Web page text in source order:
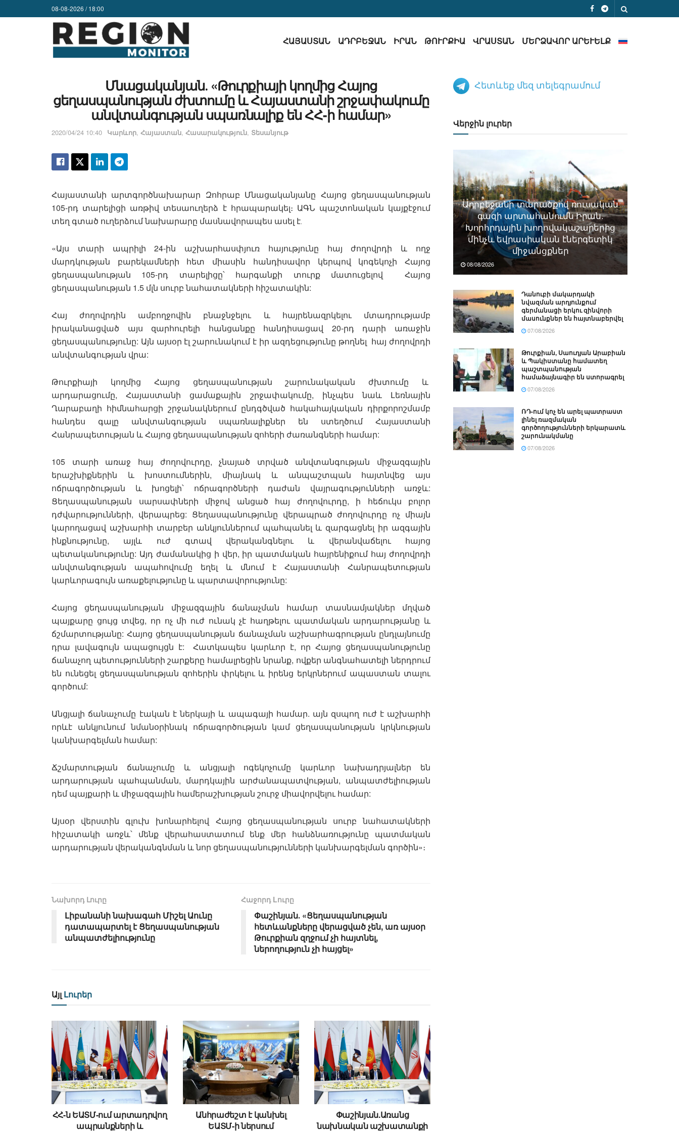
08-08-2026 / 18:00
ՀԱՅԱՍՏԱՆ ԱԴՐԲԵՋԱՆ ԻՐԱՆ ԹՈՒՐՔԻԱ ՎՐԱՍՏԱՆ ՄԵՐՁԱՎՈՐ ԱՐԵՒԵԼՔ
Մնացականյան․ «Թուրքիայի կողմից Հայոց
ցեղասպանության ժխտումը և Հայաստանի շրջափակումը
անվտանգության սպառնալիք են ՀՀ-ի համար»
2020/04/24 10:40 Կարևոր, Հայաստան, Հասարակություն, Տեսանյութ
Հայաստանի արտգործնախարար Զոհրաբ Մնացականյանը Հայոց ցեղասպանության
105-րդ տարելիցի առթիվ տեսաուղերձ է հրապարակել։ ԱԳՆ պաշտոնական կայքէջում
տեղ գտած ուղերձում նախարարը մասնավորապես ասել է․
«Այս տարի ապրիլի 24-ին աշխարհասփյուռ հայությունը հայ ժողովրդի և ողջ
մարդկության բարեկամների հետ միասին հանդիսավոր կերպով կոգեկոչի Հայոց
ցեղասպանության 105-րդ տարելիցը՝ հարգանքի տուրք մատուցելով Հայոց
ցեղասպանության 1.5 մլն սուրբ նահատակների հիշատակին:
Հայ ժողովրդին ամբողջովին բնաջնջելու և հայրենազրկելու մտադրությամբ
իրականացված այս զարհուրելի հանցանքը հանդիսացավ 20-րդ դարի առաջին
ցեղասպանությունը: Այն այսօր էլ շարունակում է իր ազդեցությունը թողնել հայ ժողովրդի
անվտանգության վրա:
Թուրքիայի կողմից Հայոց ցեղասպանության շարունակական ժխտումը և
արդարացումը, Հայաստանի ցամաքային շրջափակումը, ինչպես նաև Լեռնային
Ղարաբաղի հիմնահարցի շրջանակներում ընդգծված հակահայկական դիրքորոշմամբ
հանդես գալը անվտանգության սպառնալիքներ են ստեղծում Հայաստանի
Հանրապետության և Հայոց ցեղասպանության զոհերի ժառանգների համար:
105 տարի առաջ հայ ժողովուրդը, չնայած տրված անվտանգության միջազգային
երաշխիքներին և խոստումներին, միայնակ և անպաշտպան հայտնվեց այս
ոճրագործության և խոցելի՝ ոճրագործների դաժան վայրագությունների առջև:
Ցեղասպանության սարսափների միջով անցած հայ ժողովուրդը, ի հեճուկս բոլոր
դժվարությունների, վերապրեց: Ցեղասպանությունը վերապրած ժողովուրդը ոչ միայն
կարողացավ աշխարհի տարբեր անկյուններում պահպանել և զարգացնել իր ազգային
ինքնությունը, այլև ուժ գտավ վերականգնելու և վերանվաճելու հայոց
պետականությունը: Այդ ժամանակից ի վեր, իր պատմական հայրենիքում հայ ժողովրդի
անվտանգության ապահովումը եղել և մնում է Հայաստանի Հանրապետության
կարևորագույն առաքելությունը և պարտավորությունը:
Հայոց ցեղասպանության միջազգային ճանաչման համար տասնամյակներ մղված
պայքարը ցույց տվեց, որ ոչ մի ուժ ունակ չէ հաղթելու պատմական արդարությանը և
ճշմարտությանը: Հայոց ցեղասպանության ճանաչման աշխարհագրության ընդլայնումը
դրա լավագույն ապացույցն է: Հատկապես կարևոր է, որ Հայոց ցեղասպանությունը
ճանաչող պետությունների շարքերը համալրեցին նրանք, ովքեր անգնահատելի ներդրում
են ունեցել ցեղասպանության զոհերին փրկելու և իրենց երկրներում ապաստան տալու
գործում:
Անցյալի ճանաչումը էական է ներկայի և ապագայի համար. այն զսպող ուժ է աշխարհի
որևէ անկյունում նմանօրինակ ոճրագործության կամ ցեղասպանության կրկնության
կանխարգելման համար:
Ճշմարտության ճանաչումը և անցյալի ոգեկոչումը կարևոր նախադրյալներ են
արդարության պահպանման, մարդկային արժանապատվության, անպատժելիության
դեմ պայքարի և միջազգային համերաշխության շուրջ միավորվելու համար:
Այսօր վերստին գլուխ խոնարհելով Հայոց ցեղասպանության սուրբ նահատակների
հիշատակի առջև՝ մենք վերահաստատում ենք մեր հանձնառությունը պատմական
արդարության վերականգնման և նոր ցեղասպանությունների կանխարգելման գործին»։
Նախորդ Լուրը
Լիբանանի նախագահ Միշել Աունը
դատապարտել է Ցեղասպանության
անպատժելիությունը
Հաջորդ Lուրը
Փաշինյան․ «Ցեղասպանության
հետևանքները վերացված չեն, առ այսօր
Թուրքիան զղջում չի հայտնել,
ներողություն չի հայցել»
Այլ Լուրեր
ՀՀ-ն ԵԱՏՄ-ում արտադրվող
ապրանքների և
Անհրաժեշտ է կանխել
ԵԱՏՄ-ի ներսում
Փաշինյան.Առանց
նախնական աշխատանքի
Հետևեք մեզ տելեգրամում
Վերջին լուրեր
Ադրբեջանի տարածքով ռուսական
գազի արտահանումն Իրան.
Խորհրդային խողովակաշարերից
մինչև եվրասիական էներգետիկ
միջանցքներ
08/08/2026
Դանուբի մակարդակի
նվազման արդյունքում
գերմանացի երկու զինվորի
մասունքներ են հայտնաբերվել
07/08/2026
Թուրքիան, Սաուդյան Արաբիան
և Պակիստանը համատեղ
պաշտպանության
համաձայնագիր են ստորագրել
07/08/2026
ՌԴ-ում կոչ են արել պատրաստ
լինել ռազմական
գործողությունների երկարատև
շարունակմանը
07/08/2026